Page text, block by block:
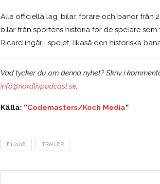
Alla officiella lag, bilar, förare och banor från
bilar från sportens historia för de spelare
Ricard ingår i spelet, likaså den historiska
Vad tycker du om denna nyhet? Skriv i
info@nordlivpodcast.se.
Källa: ”Codemasters/Koch Media”
F1 2018 TRAILER